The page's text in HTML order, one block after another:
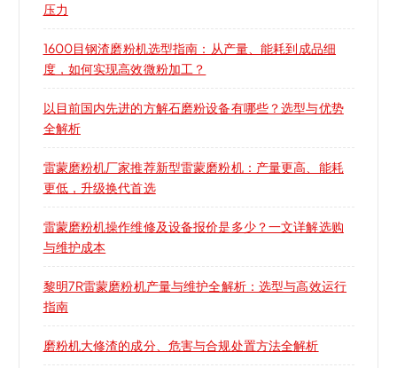
压力
1600目钢渣磨粉机选型指南：从产量、能耗到成品细
度，如何实现高效微粉加工？
以目前国内先进的方解石磨粉设备有哪些？选型与优势
全解析
雷蒙磨粉机厂家推荐新型雷蒙磨粉机：产量更高、能耗
更低，升级换代首选
雷蒙磨粉机操作维修及设备报价是多少？一文详解选购
与维护成本
黎明7R雷蒙磨粉机产量与维护全解析：选型与高效运行
指南
磨粉机大修渣的成分、危害与合规处置方法全解析